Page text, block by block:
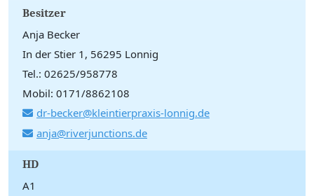
Besitzer
Anja Becker
In der Stier 1, 56295 Lonnig
Tel.: 02625/958778
Mobil: 0171/8862108
dr-becker@kleintierpraxis-lonnig.de
anja@riverjunctions.de
HD
A1